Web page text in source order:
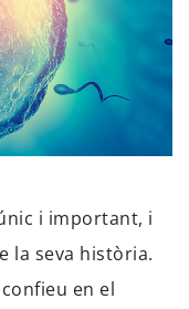
i important, i
la seva història.
en el